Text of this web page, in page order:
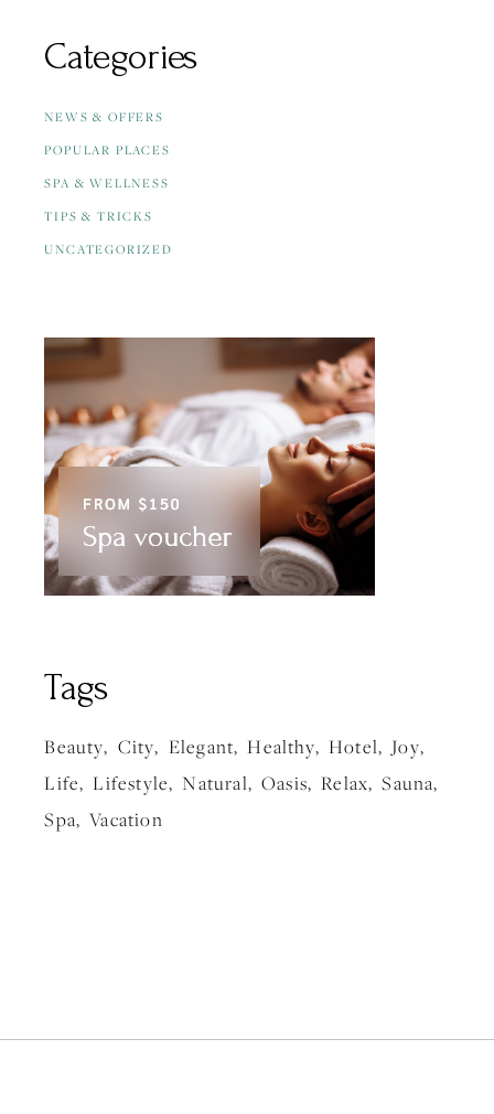
Categories
NEWS & OFFERS
POPULAR PLACES
SPA & WELLNESS
TIPS & TRICKS
UNCATEGORIZED
Tags
Beauty City Elegant Healthy Hotel Joy
Life Lifestyle Natural Oasis Relax Sauna
Spa Vacation